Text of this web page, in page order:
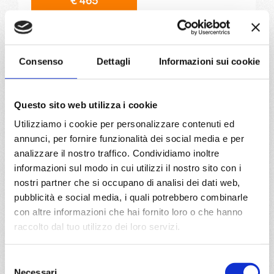
Consenso Dettagli Informazioni sui cookie
Questo sito web utilizza i cookie
Utilizziamo i cookie per personalizzare contenuti ed
annunci, per fornire funzionalità dei social media e per
analizzare il nostro traffico. Condividiamo inoltre
informazioni sul modo in cui utilizzi il nostro sito con i
nostri partner che si occupano di analisi dei dati web,
pubblicità e social media, i quali potrebbero combinarle
con altre informazioni che hai fornito loro o che hanno
raccolto dal tuo utilizzo dei loro servizi.
€ 465
Mediterraneo 8 giorni
daGenovaconMSC Euribia
Genova, Napoli, Palermo, La Goulette, Barcellona,
Marsiglia, Genova, Provence(marseilles)
01/03/2027
€ 533
08/03/2027
€ 533